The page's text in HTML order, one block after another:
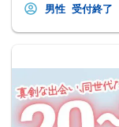
男性 受付終了